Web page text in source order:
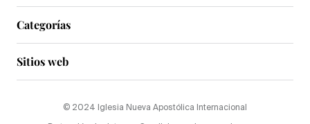
Categorías
Sitios web
© 2024 Iglesia Nueva Apostólica Internacional